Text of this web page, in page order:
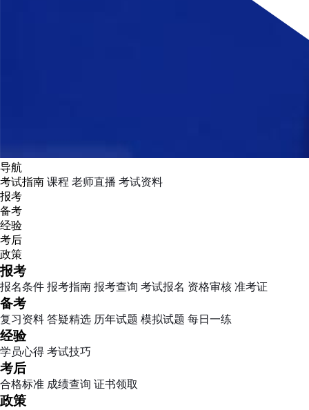
导航
考试指南 课程 老师直播 考试资料
报考
备考
经验
考后
政策
报考
报名条件 报考指南 报考查询 考试报名 资格审核 准考证
备考
复习资料 答疑精选 历年试题 模拟试题 每日一练
经验
学员心得 考试技巧
考后
合格标准 成绩查询 证书领取
政策